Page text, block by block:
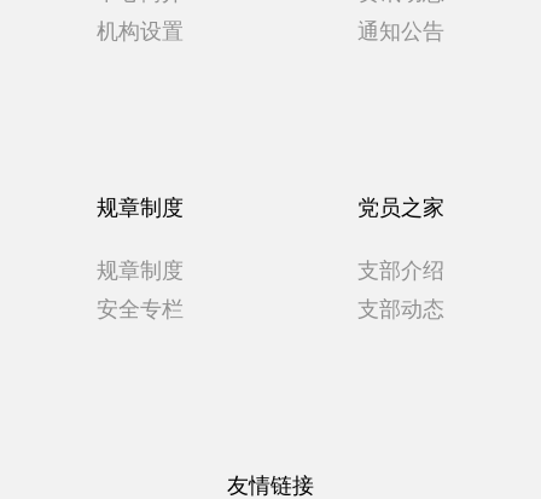
机构设置
通知公告
规章制度
规章制度
安全专栏
党员之家
支部介绍
支部动态
友情链接